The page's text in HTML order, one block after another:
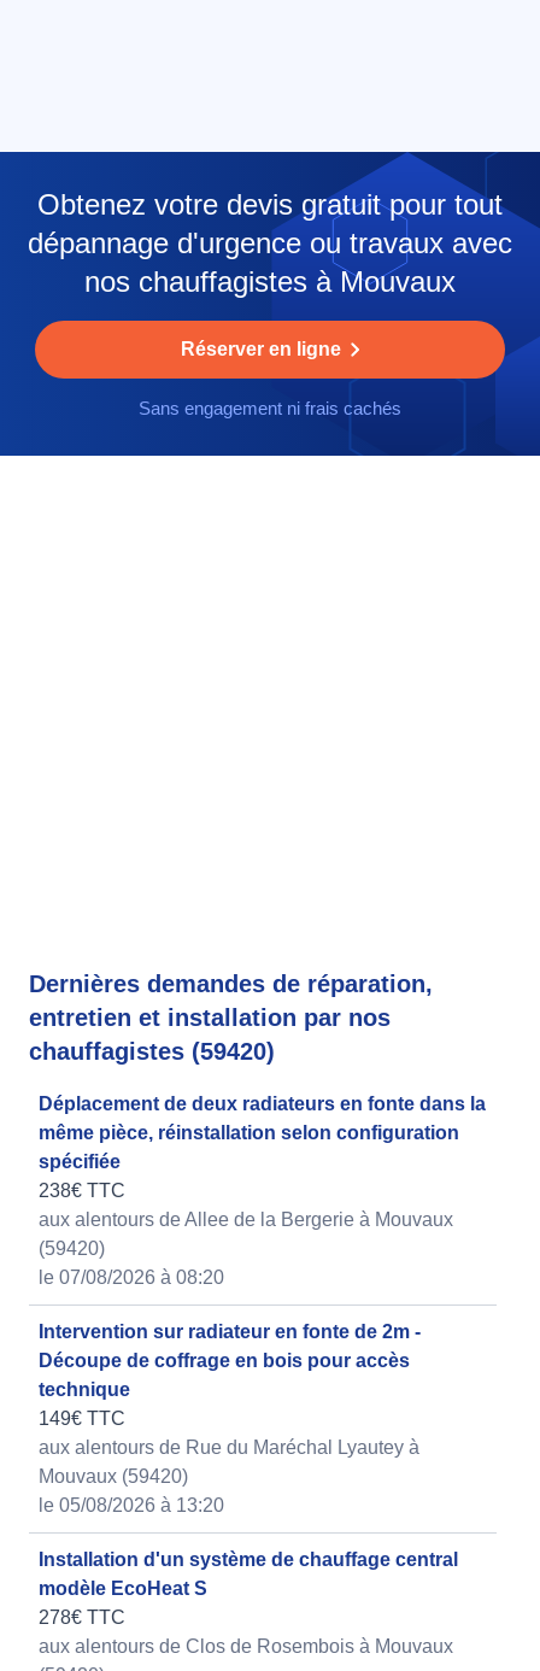
Obtenez votre devis gratuit pour tout
dépannage d'urgence ou travaux avec
nos chauffagistes à Mouvaux
Réserver en ligne
Sans engagement ni frais cachés
Dernières demandes de réparation,
entretien et installation par nos
chauffagistes (59420)
Déplacement de deux radiateurs en fonte dans la
même pièce, réinstallation selon configuration
spécifiée
238€ TTC
aux alentours de Allee de la Bergerie à Mouvaux
(59420)
le 07/08/2026 à 08:20
Intervention sur radiateur en fonte de 2m -
Découpe de coffrage en bois pour accès
technique
149€ TTC
aux alentours de Rue du Maréchal Lyautey à
Mouvaux (59420)
le 05/08/2026 à 13:20
Installation d'un système de chauffage central
modèle EcoHeat S
278€ TTC
aux alentours de Clos de Rosembois à Mouvaux